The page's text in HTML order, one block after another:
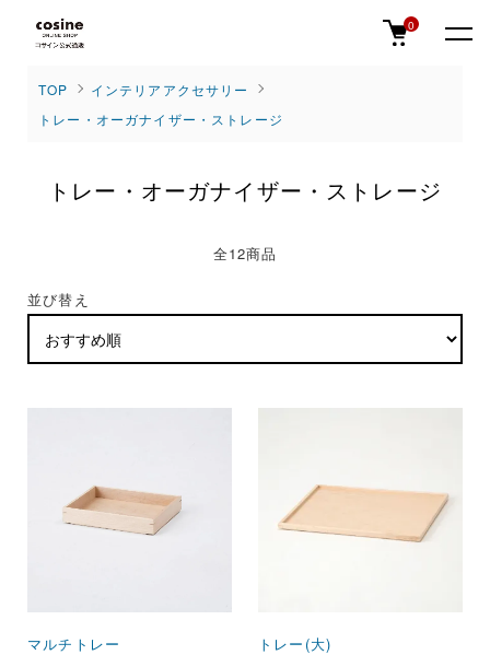
0
TOP
インテリアアクセサリー
トレー・オーガナイザー・ストレージ
トレー・オーガナイザー・ストレージ
全12商品
並び替え
マルチトレー
トレー(大)